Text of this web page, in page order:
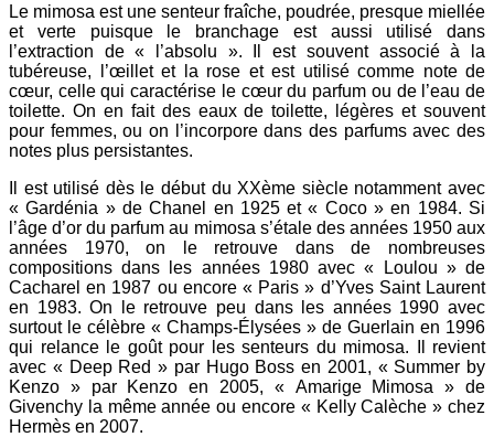
Le mimosa est une senteur fraîche, poudrée, presque miellée
et verte puisque le branchage est aussi utilisé dans
l’extraction de « l’absolu ». Il est souvent associé à la
tubéreuse, l’œillet et la rose et est utilisé comme note de
cœur, celle qui caractérise le cœur du parfum ou de l’eau de
toilette. On en fait des eaux de toilette, légères et souvent
pour femmes, ou on l’incorpore dans des parfums avec des
notes plus persistantes.
Il est utilisé dès le début du XXème siècle notamment avec
« Gardénia » de Chanel en 1925 et « Coco » en 1984. Si
l’âge d’or du parfum au mimosa s’étale des années 1950 aux
années 1970, on le retrouve dans de nombreuses
compositions dans les années 1980 avec « Loulou » de
Cacharel en 1987 ou encore « Paris » d’Yves Saint Laurent
en 1983. On le retrouve peu dans les années 1990 avec
surtout le célèbre « Champs-Élysées » de Guerlain en 1996
qui relance le goût pour les senteurs du mimosa. Il revient
avec « Deep Red » par Hugo Boss en 2001, « Summer by
Kenzo » par Kenzo en 2005, « Amarige Mimosa » de
Givenchy la même année ou encore « Kelly Calèche » chez
Hermès en 2007.